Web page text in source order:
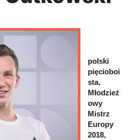
polski
pięcioboi
sta,
Młodzież
owy
Mistrz
Europy
2018,